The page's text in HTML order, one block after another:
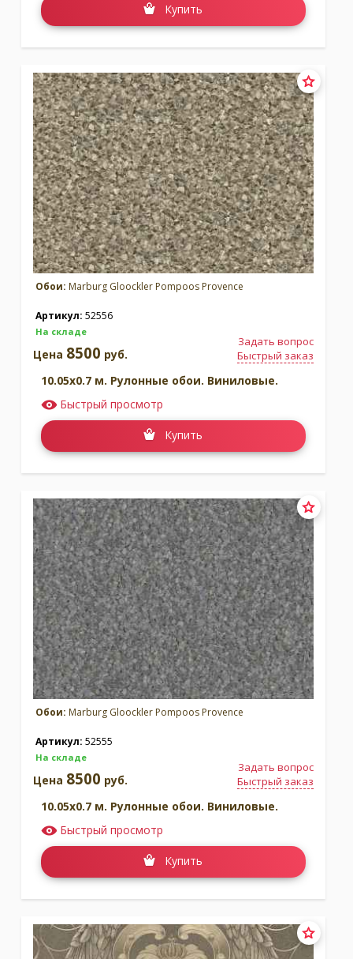
Купить
Обои: Marburg Gloockler Pompoos Provence
Артикул: 52556
На складе
Задать вопрос
Быстрый заказ
Цена 8500 руб.
10.05x0.7 м. Рулонные обои. Виниловые.
Быстрый просмотр
Купить
Обои: Marburg Gloockler Pompoos Provence
Артикул: 52555
На складе
Задать вопрос
Быстрый заказ
Цена 8500 руб.
10.05x0.7 м. Рулонные обои. Виниловые.
Быстрый просмотр
Купить